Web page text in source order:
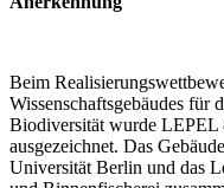
Beim
Wissenschaftsgebäudes für
Biodiversität wurde
ausgezeichnet. Das
Universität Berlin und das